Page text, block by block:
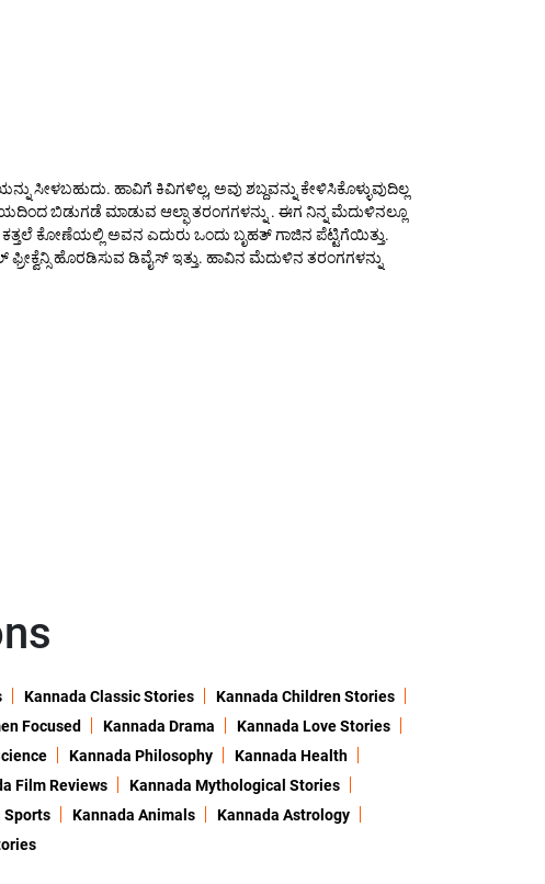
ಸೀಳಬಹುದು. ಹಾವಿಗೆ ಕಿವಿಗಳಿಲ್ಲ, ಅವು ಶಬ್ದವನ್ನು ಕೇಳಿಸಿಕೊಳ್ಳುವುದಿಲ್ಲ
ಭಯದಿಂದ ಬಿಡುಗಡೆ ಮಾಡುವ ಆಲ್ಫಾ ತರಂಗಗಳನ್ನು . ಈಗ ನಿನ್ನ ಮೆದುಳಿನಲ್ಲೂ
ಕತ್ತಲೆ ಕೋಣೆಯಲ್ಲಿ ಅವನ ಎದುರು ಒಂದು ಬೃಹತ್ ಗಾಜಿನ ಪೆಟ್ಟಿಗೆಯಿತ್ತು.
ಹೊರಡಿಸುವ ಡಿವೈಸ್ ಇತ್ತು. ಹಾವಿನ ಮೆದುಳಿನ ತರಂಗಗಳನ್ನು
Kannada Classic Stories
Kannada Children Stories
Focused Kannada Drama
Kannada Love Stories
Kannada Philosophy
Kannada Health
Film Reviews
Kannada Mythological Stories
Sports Kannada Animals
Kannada Astrology